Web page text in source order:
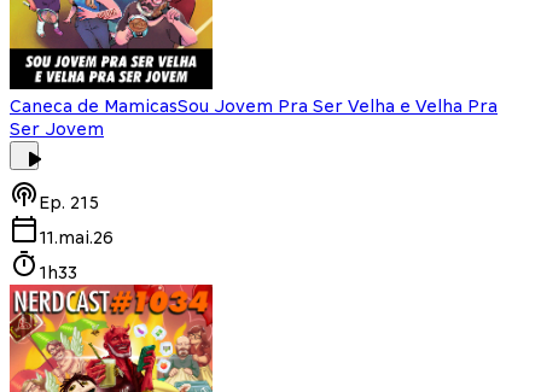
Caneca de MamicasSou Jovem Pra Ser Velha e Velha Pra
Ser Jovem
Ep. 215
11.mai.26
1h33